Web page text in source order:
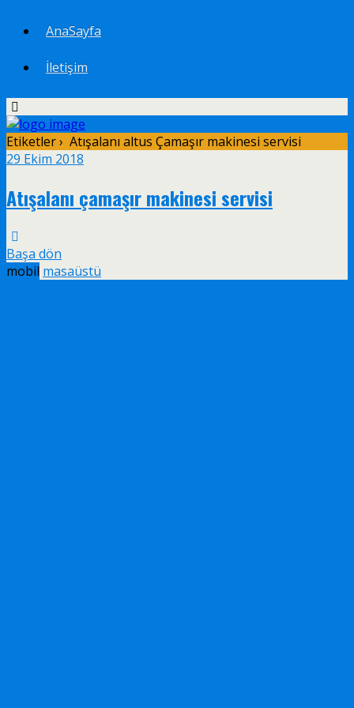
AnaSayfa
İletişim
Etiketler › Atışalanı altus Çamaşır makinesi servisi
29 Ekim 2018
Atışalanı çamaşır makinesi servisi
Başa dön
mobil masaüstü